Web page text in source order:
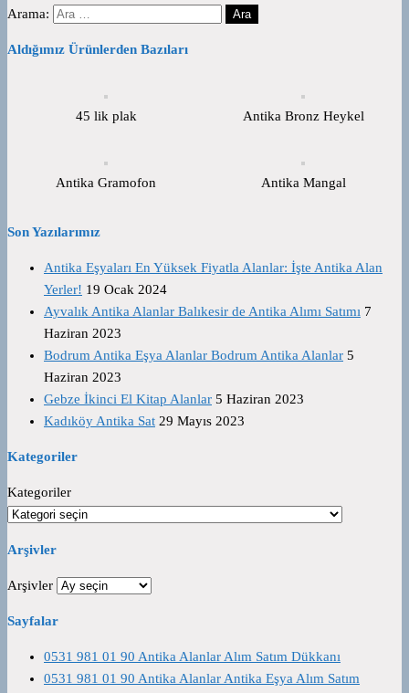
Arama:
Aldığımız Ürünlerden Bazıları
45 lik plak Antika Bronz Heykel
Antika Gramofon Antika Mangal
Son Yazılarımız
Antika Eşyaları En Yüksek Fiyatla Alanlar: İşte Antika Alan
Yerler! 19 Ocak 2024
Ayvalık Antika Alanlar Balıkesir de Antika Alımı Satımı 7
Haziran 2023
Bodrum Antika Eşya Alanlar Bodrum Antika Alanlar 5
Haziran 2023
Gebze İkinci El Kitap Alanlar 5 Haziran 2023
Kadıköy Antika Sat 29 Mayıs 2023
Kategoriler
Kategoriler
Arşivler
Arşivler
Sayfalar
0531 981 01 90 Antika Alanlar Alım Satım Dükkanı
0531 981 01 90 Antika Alanlar Antika Eşya Alım Satım